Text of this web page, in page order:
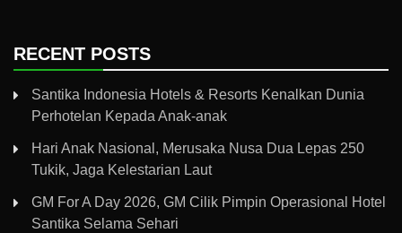
RECENT POSTS
Santika Indonesia Hotels & Resorts Kenalkan Dunia
Perhotelan Kepada Anak-anak
Hari Anak Nasional, Merusaka Nusa Dua Lepas 250
Tukik, Jaga Kelestarian Laut
GM For A Day 2026, GM Cilik Pimpin Operasional Hotel
Santika Selama Sehari